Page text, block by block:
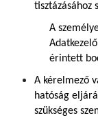
tisztázásához
A
érintett
A kérelmező
hatóság
szükséges